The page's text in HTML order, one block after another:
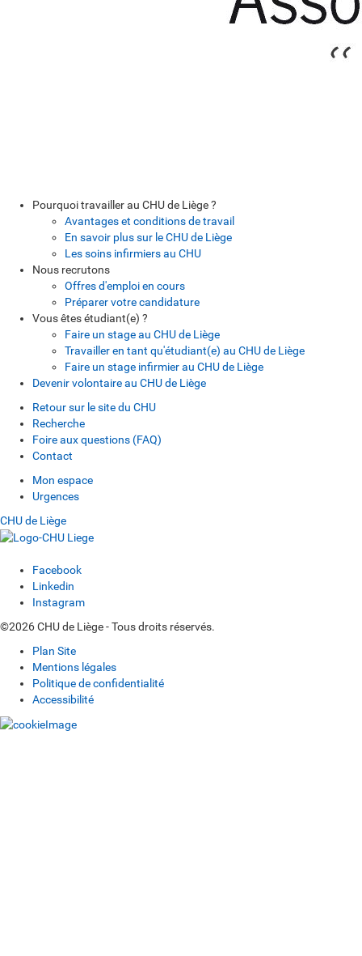
Pourquoi travailler au CHU de Liège ?
Avantages et conditions de travail
En savoir plus sur le CHU de Liège
Les soins infirmiers au CHU
Nous recrutons
Offres d'emploi en cours
Préparer votre candidature
Vous êtes étudiant(e) ?
Faire un stage au CHU de Liège
Travailler en tant qu'étudiant(e) au CHU de Liège
Faire un stage infirmier au CHU de Liège
Devenir volontaire au CHU de Liège
Retour sur le site du CHU
Recherche
Foire aux questions (FAQ)
Contact
Mon espace
Urgences
CHU de Liège
Facebook
Linkedin
Instagram
©2026 CHU de Liège - Tous droits réservés.
Plan Site
Mentions légales
Politique de confidentialité
Accessibilité